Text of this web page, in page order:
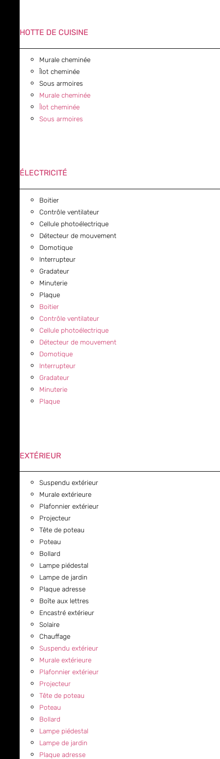
HOTTE DE CUISINE
Murale cheminée
Îlot cheminée
Sous armoires
Murale cheminée
Îlot cheminée
Sous armoires
ÉLECTRICITÉ
Boitier
Contrôle ventilateur
Cellule photoélectrique
Détecteur de mouvement
Domotique
Interrupteur
Gradateur
Minuterie
Plaque
Boitier
Contrôle ventilateur
Cellule photoélectrique
Détecteur de mouvement
Domotique
Interrupteur
Gradateur
Minuterie
Plaque
EXTÉRIEUR
Suspendu extérieur
Murale extérieure
Plafonnier extérieur
Projecteur
Tête de poteau
Poteau
Bollard
Lampe piédestal
Lampe de jardin
Plaque adresse
Boîte aux lettres
Encastré extérieur
Solaire
Chauffage
Suspendu extérieur
Murale extérieure
Plafonnier extérieur
Projecteur
Tête de poteau
Poteau
Bollard
Lampe piédestal
Lampe de jardin
Plaque adresse